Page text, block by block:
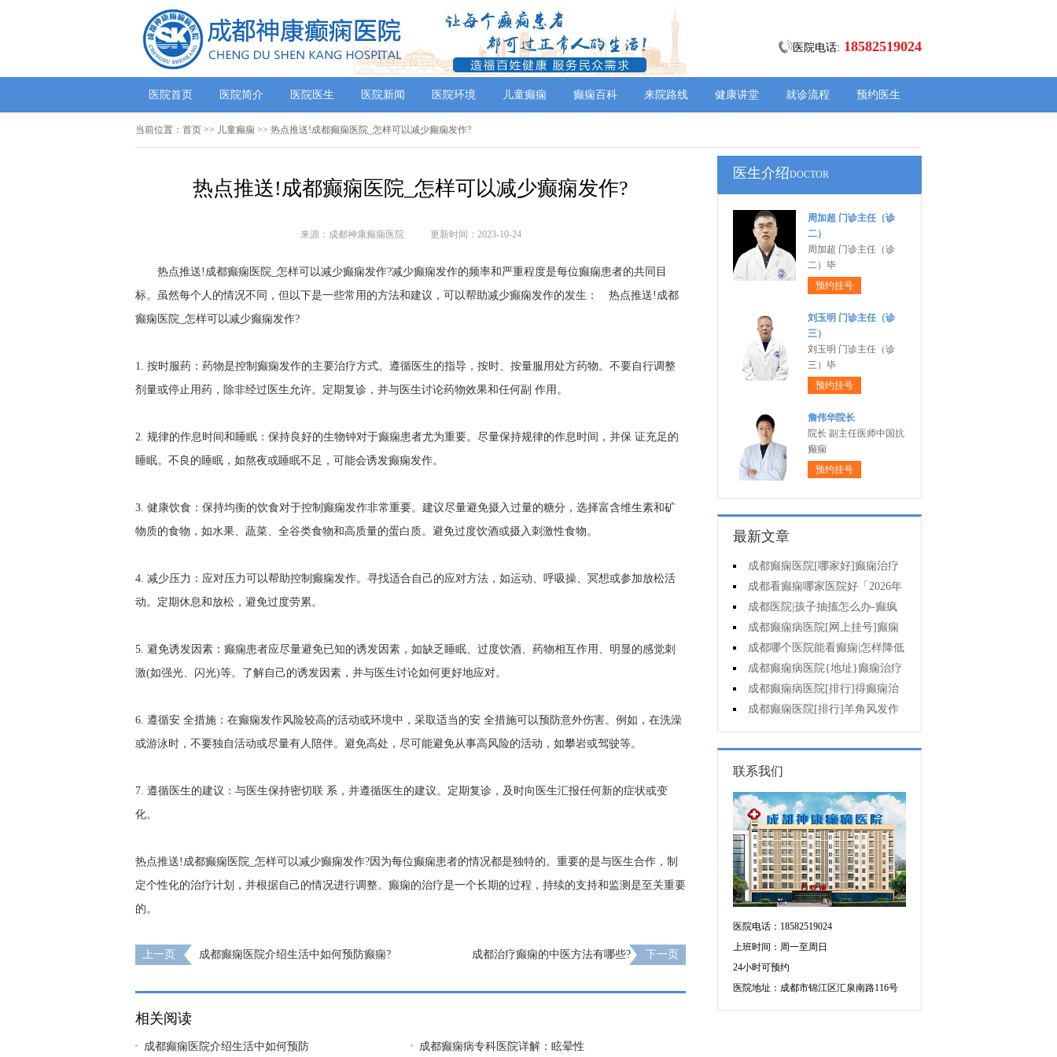
医院电话: 18582519024
医院首页 医院简介 医院医生 医院新闻 医院环境 儿童癫痫 癫痫百科 来院路线 健康讲堂 就诊流程 预约医生
当前位置： 首页 >> 儿童癫痫 >> 热点推送!成都癫痫医院_怎样可以减少癫痫发作?
热点推送!成都癫痫医院_怎样可以减少癫痫发作?
来源：成都神康癫痫医院 更新时间：2023-10-24
热点推送!成都癫痫医院_怎样可以减少癫痫发作?减少癫痫发作的频率和严重程度是每位癫痫患者的共同目
标。虽然每个人的情况不同，但以下是一些常用的方法和建议，可以帮助减少癫痫发作的发生： 热点推送!成都
癫痫医院_怎样可以减少癫痫发作?
1. 按时服药：药物是控制癫痫发作的主要治疗方式。遵循医生的指导，按时、按量服用处方药物。不要自行调整
剂量或停止用药，除非经过医生允许。定期复诊，并与医生讨论药物效果和任何副 作用。
2. 规律的作息时间和睡眠：保持良好的生物钟对于癫痫患者尤为重要。尽量保持规律的作息时间，并保 证充足的
睡眠。不良的睡眠，如熬夜或睡眠不足，可能会诱发癫痫发作。
3. 健康饮食：保持均衡的饮食对于控制癫痫发作非常重要。建议尽量避免摄入过量的糖分，选择富含维生素和矿
物质的食物，如水果、蔬菜、全谷类食物和高质量的蛋白质。避免过度饮酒或摄入刺激性食物。
4. 减少压力：应对压力可以帮助控制癫痫发作。寻找适合自己的应对方法，如运动、呼吸操、冥想或参加放松活
动。定期休息和放松，避免过度劳累。
5. 避免诱发因素：癫痫患者应尽量避免已知的诱发因素，如缺乏睡眠、过度饮酒、药物相互作用、明显的感觉刺
激(如强光、闪光)等。了解自己的诱发因素，并与医生讨论如何更好地应对。
6. 遵循安 全措施：在癫痫发作风险较高的活动或环境中，采取适当的安 全措施可以预防意外伤害。例如，在洗澡
或游泳时，不要独自活动或尽量有人陪伴。避免高处，尽可能避免从事高风险的活动，如攀岩或驾驶等。
7. 遵循医生的建议：与医生保持密切联 系，并遵循医生的建议。定期复诊，及时向医生汇报任何新的症状或变
化。
热点推送!成都癫痫医院_怎样可以减少癫痫发作?因为每位癫痫患者的情况都是独特的。重要的是与医生合作，制
定个性化的治疗计划，并根据自己的情况进行调整。癫痫的治疗是一个长期的过程，持续的支持和监测是至关重要
的。
上一页 成都癫痫医院介绍生活中如何预防癫痫? 成都治疗癫痫的中医方法有哪些? 下一页
相关阅读
成都癫痫医院介绍生活中如何预防 成都癫痫病专科医院详解：眩晕性
医生介绍DOCTOR
周加超 门诊主任（诊
二）
周加超 门诊主任（诊
二）毕
预约挂号
刘玉明 门诊主任（诊
三）
刘玉明 门诊主任（诊
三）毕
预约挂号
詹伟华院长
院长 副主任医师中国抗
癫痫
预约挂号
最新文章
成都癫痫医院[哪家好]癫痫治疗
起来很困难吗?
成都看癫痫哪家医院好「2026年
度公布」为什么有癫痫的病人容易
猝死?
成都医院|孩子抽搐怎么办-癫疯
病病人反复发作的原因是什么?
成都癫痫病医院[网上挂号]癫痫
的治疗要注意什么?
成都哪个医院能看癫痫|怎样降低
癫痫遗传风险?
成都癫痫病医院{地址}癫痫治疗
中为什么还是犯病?
成都癫痫病医院[排行]得癫痫治
不好是为什么?
成都癫痫医院[排行]羊角风发作
有哪些危害?
联系我们
医院电话：18582519024
上班时间：周一至周日
24小时可预约
医院地址：成都市锦江区汇泉南路116号